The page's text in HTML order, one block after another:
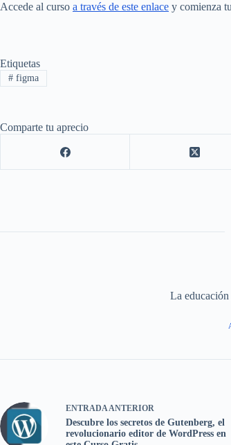
Accede al curso a través de este enlace y comienza
Etiquetas
#figma
Comparte tu aprecio
La
ENTRADAANTERIOR
Descubre los secretos de Gutenberg, el
revolucionario editor de WordPress en